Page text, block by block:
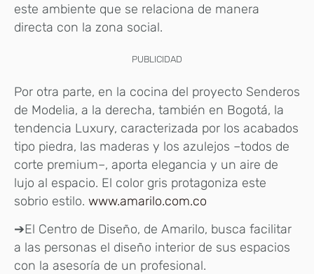
este ambiente que se relaciona de manera
directa con la zona social.
PUBLICIDAD
Por otra parte, en la cocina del proyecto Senderos
de Modelia, a la derecha, también en Bogotá, la
tendencia Luxury, caracterizada por los acabados
tipo piedra, las maderas y los azulejos –todos de
corte premium–, aporta elegancia y un aire de
lujo al espacio. El color gris protagoniza este
sobrio estilo. www.amarilo.com.co
➔El Centro de Diseño, de Amarilo, busca facilitar
a las personas el diseño interior de sus espacios
con la asesoría de un profesional.